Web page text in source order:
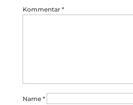
Kommentar *
Name *